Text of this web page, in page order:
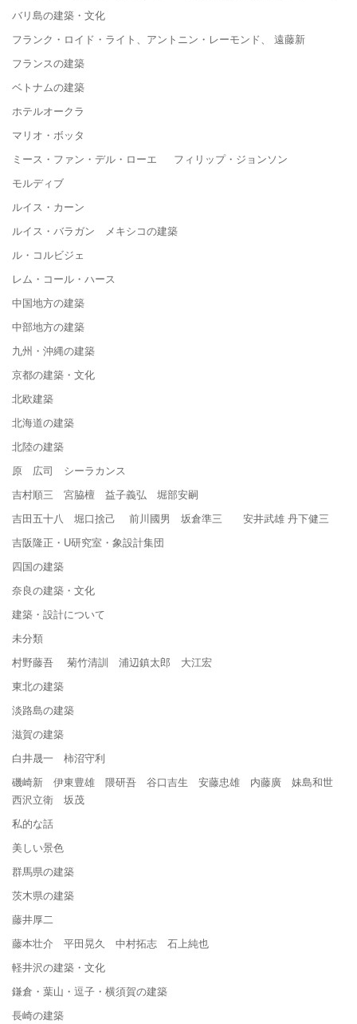
バリ島の建築・文化
フランク・ロイド・ライト、アントニン・レーモンド、 遠藤新
フランスの建築
ベトナムの建築
ホテルオークラ
マリオ・ボッタ
ミース・ファン・デル・ローエ フィリップ・ジョンソン
モルディブ
ルイス・カーン
ルイス・バラガン メキシコの建築
ル・コルビジェ
レム・コール・ハース
中国地方の建築
中部地方の建築
九州・沖縄の建築
京都の建築・文化
北欧建築
北海道の建築
北陸の建築
原 広司 シーラカンス
吉村順三 宮脇檀 益子義弘 堀部安嗣
吉田五十八 堀口捨己 前川國男 坂倉準三 安井武雄 丹下健三
吉阪隆正・U研究室・象設計集団
四国の建築
奈良の建築・文化
建築・設計について
未分類
村野藤吾 菊竹清訓 浦辺鎮太郎 大江宏
東北の建築
淡路島の建築
滋賀の建築
白井晟一 柿沼守利
磯崎新 伊東豊雄 隈研吾 谷口吉生 安藤忠雄 内藤廣 妹島和世
西沢立衛 坂茂
私的な話
美しい景色
群馬県の建築
茨木県の建築
藤井厚二
藤本壮介 平田晃久 中村拓志 石上純也
軽井沢の建築・文化
鎌倉・葉山・逗子・横須賀の建築
長崎の建築